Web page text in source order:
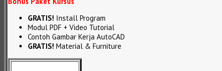
GRATIS! Install Program
Modul PDF + Video Tutorial
Contoh Gambar Kerja AutoCAD
GRATIS! Material & Furniture